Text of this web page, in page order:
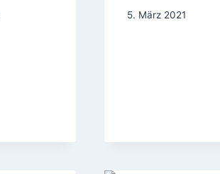
5. März 2021